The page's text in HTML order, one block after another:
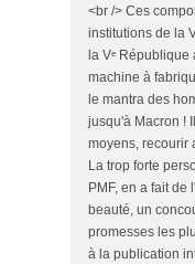
<br /> Ces
institutions de la
la Vᵉ
machine à
le mantra des
jusqu'à Macron !
moyens, recourir
La trop forte
PMF, en a fait
beauté, un
promesses les
à la publication